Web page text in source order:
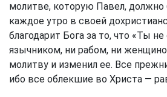
молитве, которую Павел, должно
каждое утро в своей
благодарит Бога за то, что «Ты
язычником, ни рабом, ни
молитву и изменил ее. Все
ибо все облекшие во Христа —